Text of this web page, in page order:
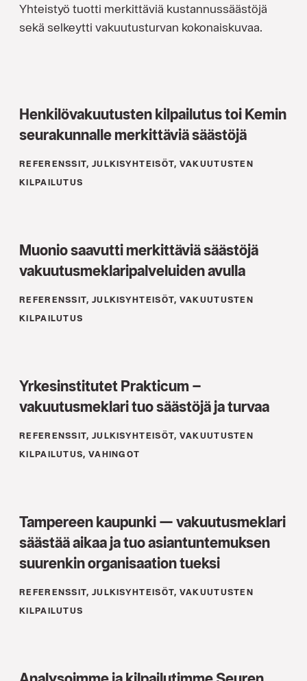
Yhteistyö tuotti merkittäviä kustannussäästöjä
sekä selkeytti vakuutusturvan kokonaiskuvaa.
Henkilövakuutusten kilpailutus toi Kemin
seurakunnalle merkittäviä säästöjä
REFERENSSIT, JULKISYHTEISÖT, VAKUUTUSTEN
KILPAILUTUS
Muonio saavutti merkittäviä säästöjä
vakuutusmeklaripalveluiden avulla
REFERENSSIT, JULKISYHTEISÖT, VAKUUTUSTEN
KILPAILUTUS
Yrkesinstitutet Prakticum –
vakuutusmeklari tuo säästöjä ja turvaa
REFERENSSIT, JULKISYHTEISÖT, VAKUUTUSTEN
KILPAILUTUS, VAHINGOT
Tampereen kaupunki — vakuutusmeklari
säästää aikaa ja tuo asiantuntemuksen
suurenkin organisaation tueksi
REFERENSSIT, JULKISYHTEISÖT, VAKUUTUSTEN
KILPAILUTUS